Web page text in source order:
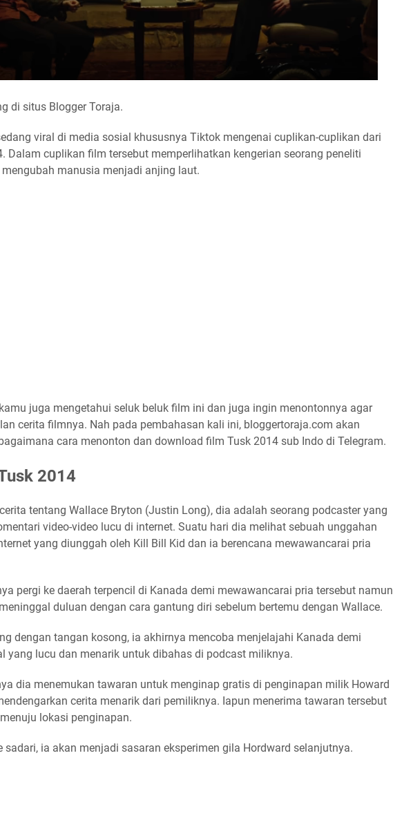
di situs Blogger Toraja.
viral di media sosial khususnya Tiktok mengenai cuplikan-cuplikan dari
Dalam cuplikan film tersebut memperlihatkan kengerian seorang peneliti
manusia menjadi anjing laut.
juga mengetahui seluk beluk film ini dan juga ingin menontonnya agar
cerita filmnya. Nah pada pembahasan kali ini, bloggertoraja.com akan
cara menonton dan download film Tusk 2014 sub Indo di Telegram.
2014
tentang Wallace Bryton (Justin Long), dia adalah seorang podcaster yang
video-video lucu di internet. Suatu hari dia melihat sebuah unggahan
yang diunggah oleh Kill Bill Kid dan ia berencana mewawancarai pria
pergi ke daerah terpencil di Kanada demi mewawancarai pria tersebut namun
duluan dengan cara gantung diri sebelum bertemu dengan Wallace.
dengan tangan kosong, ia akhirnya mencoba menjelajahi Kanada demi
yang lucu dan menarik untuk dibahas di podcast miliknya.
dia menemukan tawaran untuk menginap gratis di penginapan milik Howard
cerita menarik dari pemiliknya. Iapun menerima tawaran tersebut
lokasi penginapan.
sadari, ia akan menjadi sasaran eksperimen gila Hordward selanjutnya.